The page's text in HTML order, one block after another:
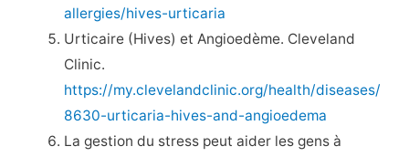
allergies/hives-urticaria
Urticaire (Hives) et Angioedème. Cleveland
Clinic.
https://my.clevelandclinic.org/health/diseases/
8630-urticaria-hives-and-angioedema
La gestion du stress peut aider les gens à